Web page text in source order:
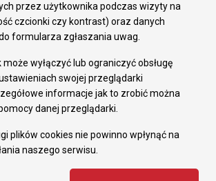
przez użytkownika podczas wizyty na
czcionki czy kontrast) oraz danych
formularza zgłaszania uwag.
wyłączyć lub ograniczyć obsługę
swojej przeglądarki
informacje jak to zrobić można
danej przeglądarki.
plików cookies nie powinno wpłynąć na
naszego serwisu.